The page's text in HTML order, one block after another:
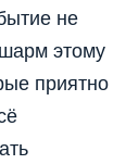
не
этому
приятно